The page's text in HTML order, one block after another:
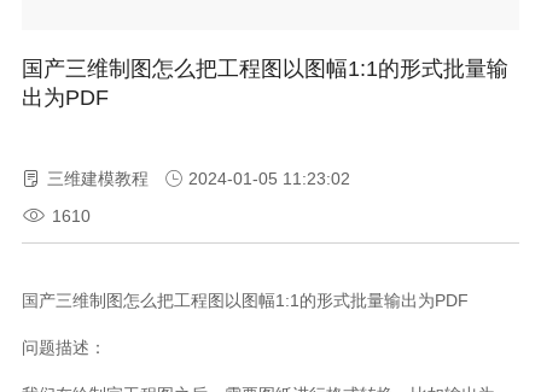
国产三维制图怎么把工程图以图幅1:1的形式批量输
出为PDF
三维建模教程
2024-01-05 11:23:02
1610
国产三维制图怎么把工程图以图幅1:1的形式批量输出为PDF
问题描述：